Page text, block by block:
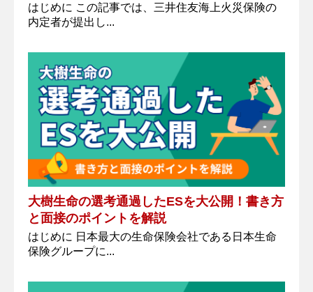
はじめに この記事では、三井住友海上火災保険の
内定者が提出し...
大樹生命の選考通過したESを大公開！書き方
と面接のポイントを解説
はじめに 日本最大の生命保険会社である日本生命
保険グループに...